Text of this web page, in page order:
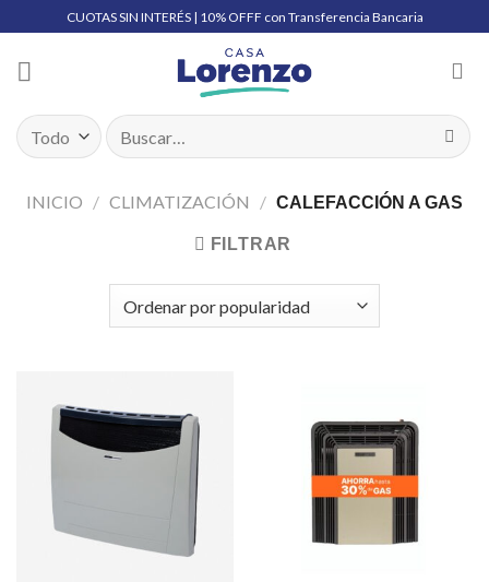
to
content
CUOTAS SIN INTERÉS | 10% OFFF con Transferencia Bancaria
Buscar
por:
INICIO / CLIMATIZACIÓN / CALEFACCIÓN A GAS
FILTRAR